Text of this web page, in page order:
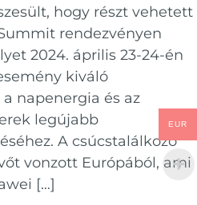
hogy részt vehetett
rendezvényen
2024. április 23-24-én
kiváló
napenergia és az
legújabb
A csúcstalálkozó
vonzott Európából, ami
[…]
EUR